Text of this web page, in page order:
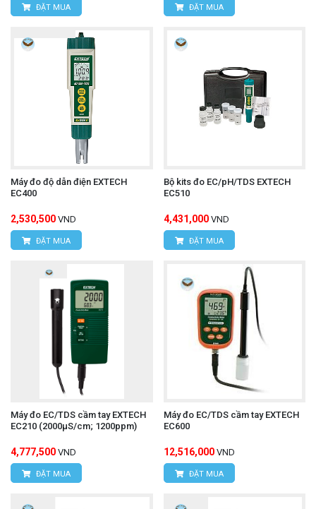
ĐẶT MUA ĐẶT MUA
Máy đo độ dẫn điện EXTECH
EC400
2,530,500 VND
ĐẶT MUA
Bộ kits đo EC/pH/TDS EXTECH
EC510
4,431,000 VND
ĐẶT MUA
Máy đo EC/TDS cầm tay EXTECH
EC210 (2000µS/cm; 1200ppm)
4,777,500 VND
ĐẶT MUA
Máy đo EC/TDS cầm tay EXTECH
EC600
12,516,000 VND
ĐẶT MUA